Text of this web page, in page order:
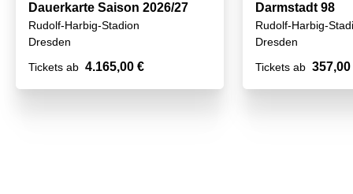
Dauerkarte Saison 2026/27
Rudolf-Harbig-Stadion
Dresden
Tickets ab 4.165,00 €
Darmstadt 98
Rudolf-Harbig-
Dresden
Tickets ab 357,00